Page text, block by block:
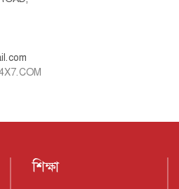
শিক্ষা